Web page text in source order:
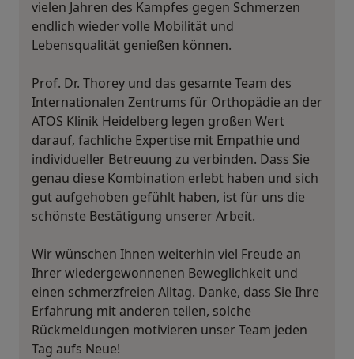
vielen Jahren des Kampfes gegen Schmerzen
endlich wieder volle Mobilität und
Lebensqualität genießen können.
Prof. Dr. Thorey und das gesamte Team des
Internationalen Zentrums für Orthopädie an der
ATOS Klinik Heidelberg legen großen Wert
darauf, fachliche Expertise mit Empathie und
individueller Betreuung zu verbinden. Dass Sie
genau diese Kombination erlebt haben und sich
gut aufgehoben gefühlt haben, ist für uns die
schönste Bestätigung unserer Arbeit.
Wir wünschen Ihnen weiterhin viel Freude an
Ihrer wiedergewonnenen Beweglichkeit und
einen schmerzfreien Alltag. Danke, dass Sie Ihre
Erfahrung mit anderen teilen, solche
Rückmeldungen motivieren unser Team jeden
Tag aufs Neue!